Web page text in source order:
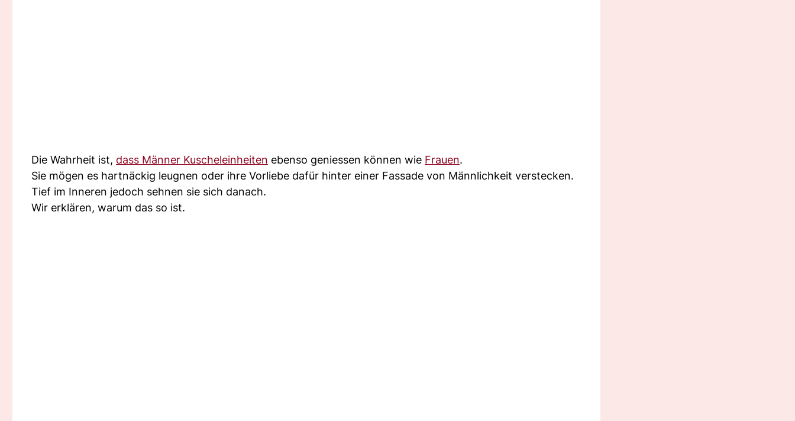
Die Wahrheit ist, dass Männer Kuscheleinheiten ebenso geniessen können wie Frauen.
Sie mögen es hartnäckig leugnen oder ihre Vorliebe dafür hinter einer Fassade von Männlichkeit verstecken.
Tief im Inneren jedoch sehnen sie sich danach.
Wir erklären, warum das so ist.